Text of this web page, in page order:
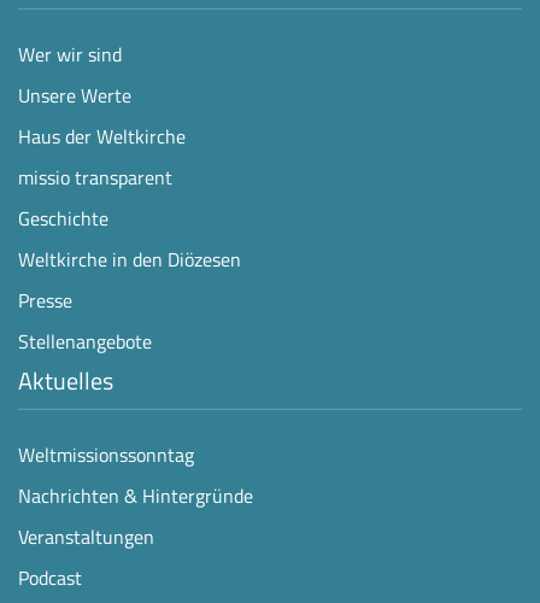
Wer wir sind
Unsere Werte
Haus der Weltkirche
missio transparent
Geschichte
Weltkirche in den Diözesen
Presse
Stellenangebote
Aktuelles
Weltmissionssonntag
Nachrichten & Hintergründe
Veranstaltungen
Podcast